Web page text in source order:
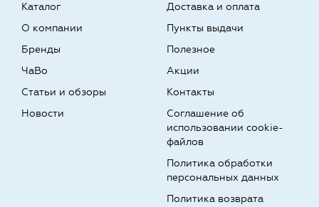
Каталог
О компании
Бренды
Доставка и оплата
Пункты выдачи
Полезное
ЧаВо
Статьи и обзоры
Новости
Акции
Контакты
Соглашение об
использовании cookie-
файлов
Политика обработки
персональных данных
Политика возврата